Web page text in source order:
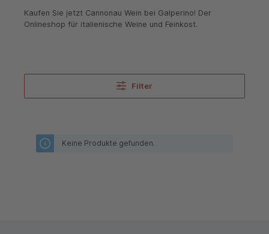
Kaufen Sie jetzt Cannonau Wein bei Galperino! Der
Onlineshop für italienische Weine und Feinkost.
Filter
Keine Produkte gefunden.